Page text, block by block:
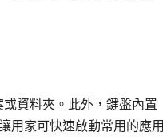
資料夾。此外，鍵盤內置
用家可快速啟動常用的應用